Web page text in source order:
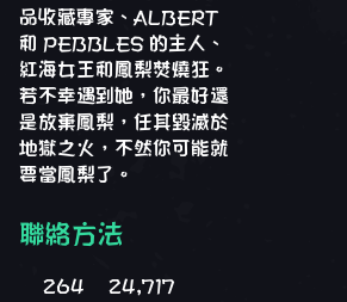
品收藏專家、ALBERT
和 PEBBLES 的主人、
紅海女王和鳳梨焚燒狂。
若不幸遇到她，你最好還
是放棄鳳梨，任其毀滅於
地獄之火，不然你可能就
要當鳳梨了。
聯絡方法
264 24,717